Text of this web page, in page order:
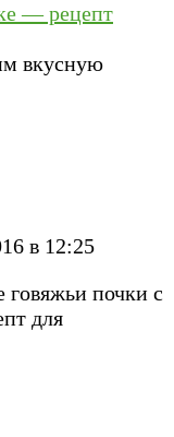
— рецепт
вкусную
в 12:25
почки с
для